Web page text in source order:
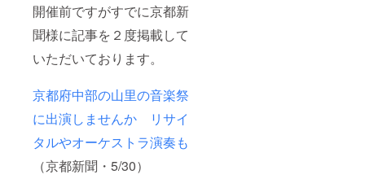
開催前ですがすでに京都新
聞様に記事を２度掲載して
いただいております。
京都府中部の山里の音楽祭
に出演しませんか リサイ
タルやオーケストラ演奏も
（京都新聞・5/30）